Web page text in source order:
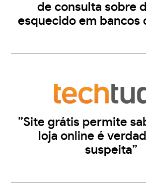
de consulta sobre
esquecido em bancos
”Site grátis permite
loja online é
suspeita”